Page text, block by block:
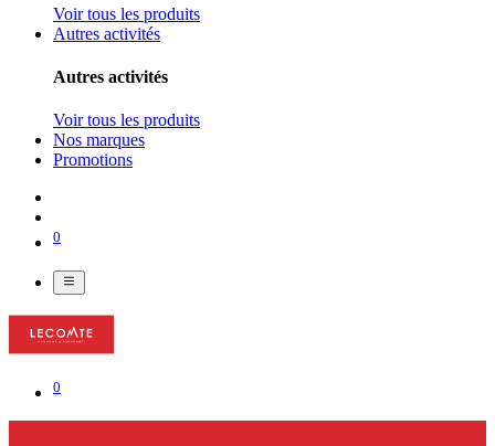
Voir tous les produits
Autres activités
Autres activités
Voir tous les produits
Nos marques
Promotions
0
0